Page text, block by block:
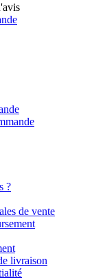
?
de vente
livraison